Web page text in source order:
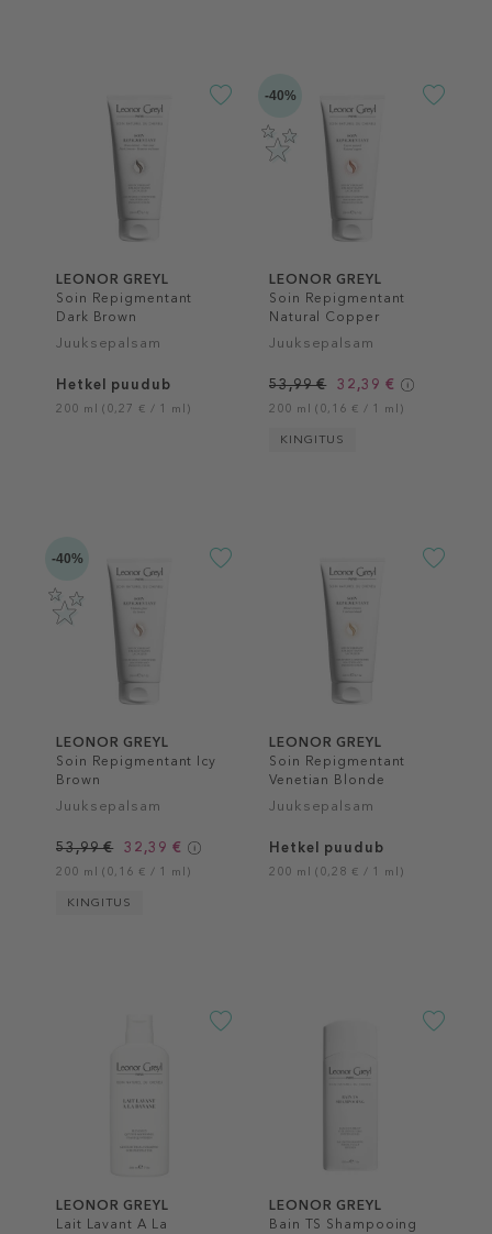
LEONOR GREYL
Soin Repigmentant
Dark Brown
Juuksepalsam
Hetkel puudub
200 ml (0,27 € / 1 ml)
-40%
LEONOR GREYL
Soin Repigmentant
Natural Copper
Juuksepalsam
53,99 € 32,39 €
200 ml (0,16 € / 1 ml)
KINGITUS
-40%
LEONOR GREYL
Soin Repigmentant Icy
Brown
Juuksepalsam
53,99 € 32,39 €
200 ml (0,16 € / 1 ml)
KINGITUS
LEONOR GREYL
Soin Repigmentant
Venetian Blonde
Juuksepalsam
Hetkel puudub
200 ml (0,28 € / 1 ml)
LEONOR GREYL
Lait Lavant A La
LEONOR GREYL
Bain TS Shampooing